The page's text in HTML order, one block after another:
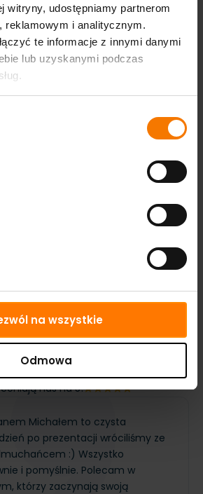
witryny, udostępniamy partnerom
reklamowym i analitycznym.
te informacje z innymi danymi
lub uzyskanymi podczas
na wszystkie
Odmowa
na festynach rodzinnych,
oraz długi czas zabawy w jednej
układ aktywności porządkuje ruch
nadzorze obsługi ogranicza
i odciąża animatorów. Dzieci mają
kolejki, więc strefa żyje przez cały
to sprzęt, który realnie buduje obrót w
i realizacje
nas na 5!
Michałem to czysta
po prezentacji wróciliśmy ze
:) Wszystko
i pomyślnie. Polecam w
którzy zaczynają swoją